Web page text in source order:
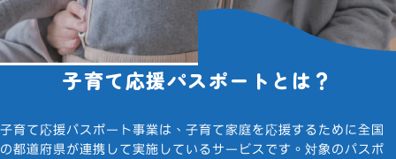
「子育て応援パスポート」で
オリジナル
子育て応援パスポートとは？
子育て応援パスポート事業は、子育て家庭を応援するために全国
の都道府県が連携して実施しているサービスです。 対象のパスポ